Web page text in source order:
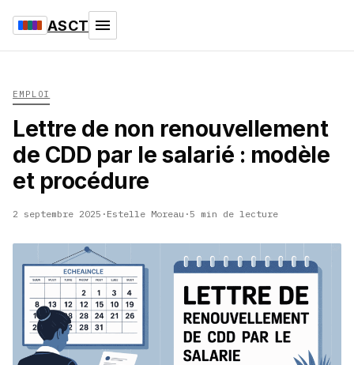
ASCT
EMPLOI
Lettre de non renouvellement
de CDD par le salarié : modèle
et procédure
2 septembre 2025 · Estelle Moreau ·5 min de lecture